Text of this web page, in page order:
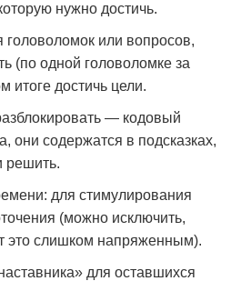
нужно достичь.
головоломок или вопросов,
(по одной головоломке за
итоге достичь цели.
— кодовый
они содержатся в подсказках,
решить.
для стимулирования
(можно исключить,
это слишком напряженным).
для оставшихся